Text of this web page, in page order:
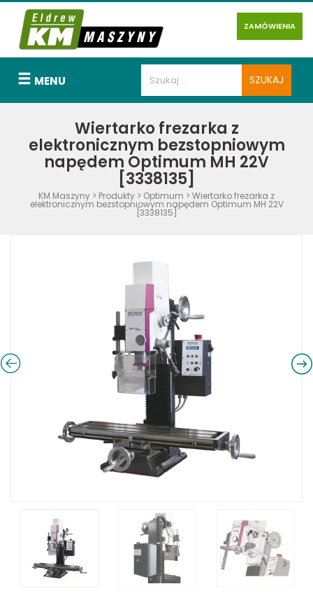
ZAMÓWIENIA
MENU
Wiertarko frezarka z
elektronicznym bezstopniowym
napędem Optimum MH 22V
[3338135]
KM Maszyny > Produkty > Optimum > Wiertarko frezarka z
elektronicznym bezstopniowym napędem Optimum MH 22V
[3338135]